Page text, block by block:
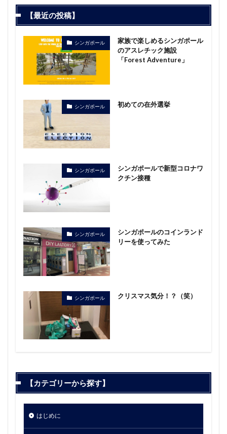
【最近の投稿】
シンガポール
家族で楽しめるシンガポール
のアスレチック施設
「Forest Adventure」
シンガポール 初めての在外選挙
シンガポール
シンガポールで新型コロナワ
クチン接種
シンガポール
シンガポールのコインランド
リーを使ってみた
シンガポール クリスマス気分！？（笑）
【カテゴリーから探す】
はじめに